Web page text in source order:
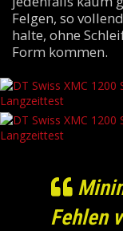
Felgen, so
halte, ohne
Form kommen.
Fehlen